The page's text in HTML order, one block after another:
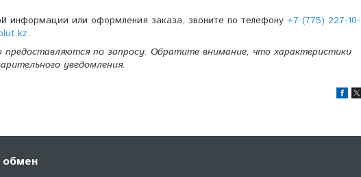
информации или оформления заказа, звоните по телефону +7 (775) 227-10-
.
по запросу. Обратите внимание, что характеристики
уведомления.
обмен